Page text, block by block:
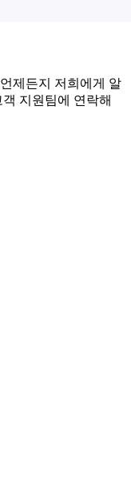
제든지 저희에게 알
지원팀에 연락해